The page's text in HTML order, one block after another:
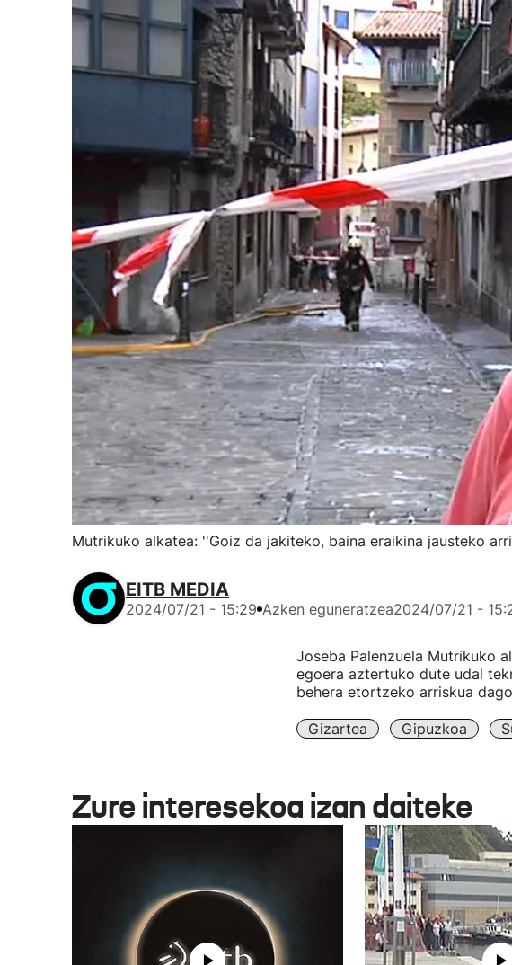
Mutrikuko alkatea: ''Goiz da jakiteko, baina eraikina jausteko
EITB MEDIA
2024/07/21 - 15:29 Azken eguneratzea2024/07/21 -
Joseba Palenzuela Mutrikuko
egoera aztertuko dute udal
behera etortzeko arriskua
Gizartea Gipuzkoa
Zure interesekoa izan daiteke